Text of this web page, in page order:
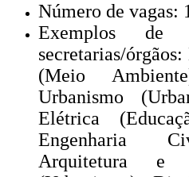
Número de vagas:
Exemplos de
secretarias/
(Meio
Urbanismo
Elétrica
Engenharia
Arquitetura e